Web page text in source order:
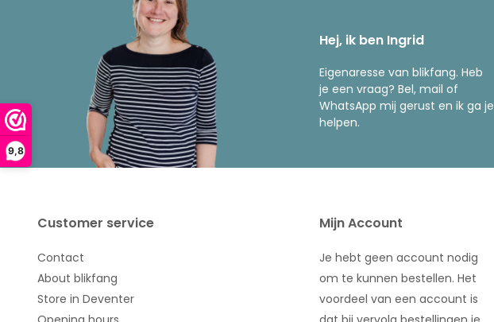
9,8
Hej, ik ben Ingrid
Eigenaresse van blikfang. Heb
je een vraag? Bel, mail of
WhatsApp mij gerust en ik ga je
helpen.
Customer service
Contact
About blikfang
Store in Deventer
Mijn Account
Je hebt geen account nodig
om te kunnen bestellen. Het
voordeel van een account is